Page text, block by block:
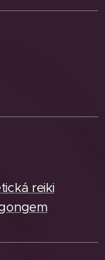
reiki